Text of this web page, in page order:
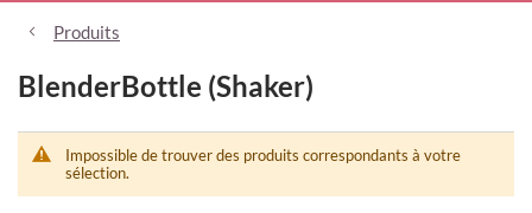
Produits
BlenderBottle (Shaker)
Impossible de trouver des produits correspondants à votre
sélection.